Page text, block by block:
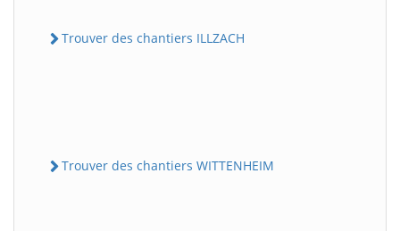
Trouver des chantiers ILLZACH
Trouver des chantiers WITTENHEIM